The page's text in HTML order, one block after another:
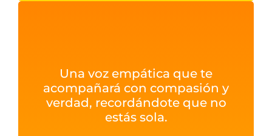
Una voz empática que te
acompañará con compasión y
verdad, recordándote que no
estás sola.